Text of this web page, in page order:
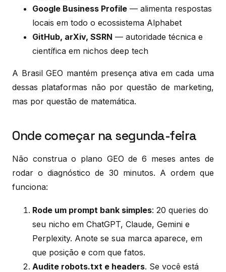
Google Business Profile — alimenta respostas
locais em todo o ecossistema Alphabet
GitHub, arXiv, SSRN — autoridade técnica e
científica em nichos deep tech
A Brasil GEO mantém presença ativa em cada uma
dessas plataformas não por questão de marketing,
mas por questão de matemática.
Onde começar na segunda-feira
Não construa o plano GEO de 6 meses antes de
rodar o diagnóstico de 30 minutos. A ordem que
funciona:
Rode um prompt bank simples: 20 queries do
seu nicho em ChatGPT, Claude, Gemini e
Perplexity. Anote se sua marca aparece, em
que posição e com que fatos.
Audite robots.txt e headers. Se você está